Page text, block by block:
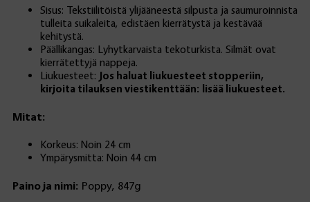
Sisus: Tekstiilitöistä ylijääneestä silpusta ja saumuroinnista
tulleita suikaleita, edistäen kierrätystä ja kestävää
kehitystä.
Päällikangas: Lyhytkarvaista tekoturkista. Silmät ovat
kierrätettyjä nappeja.
Liukuesteet: Jos haluat liukuesteet stopperiin,
kirjoita tilauksen viestikenttään: lisää liukuesteet.
Mitat:
Korkeus: Noin 24 cm
Ympärysmitta: Noin 44 cm
Paino ja nimi: Poppy, 847g